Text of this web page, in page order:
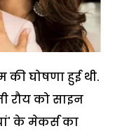
घोषणा हुई थी.
रौय को साइन
के मेकर्स का